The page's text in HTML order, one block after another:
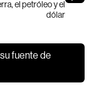
el petróleo y el
dólar
fuente de